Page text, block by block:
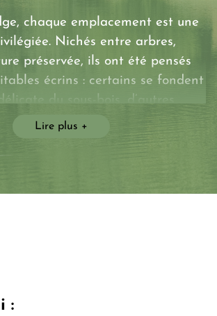
Lire plus
chaque emplacement est une
Nichés entre arbres,
préservée, ils ont été pensés
écrins : certains se fondent
du sous-bois, d’autres
panorama de l’étang, d’autres
à un confort supérieur grâce à
élégants et discrets.
emplacement, c’est un lieu à
: